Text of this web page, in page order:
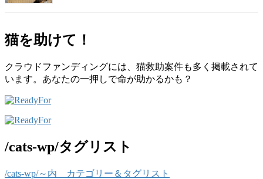
猫を助けて！
クラウドファンディングには、猫救助案件も多く掲載されて
います。あなたの一押しで命が助かるかも？
/cats-wp/タグリスト
/cats-wp/～内 カテゴリー＆タグリスト